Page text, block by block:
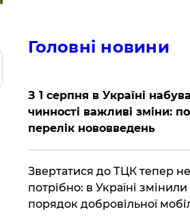
Головні новини
З 1 серпня в Україні
чинності важливі зміни:
перелік нововведень
​Звертатися до ТЦК тепер не
потрібно: в Україні змінили
порядок добровільної